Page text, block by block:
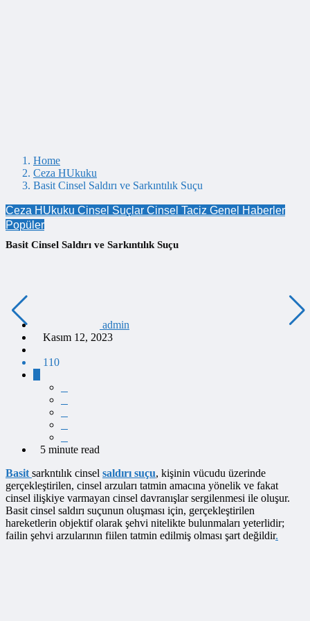
Home
Ceza HUkuku
Basit Cinsel Saldırı ve Sarkıntılık Suçu
Ceza HUkuku Cinsel Suçlar Cinsel Taciz Genel Haberler
Popüler
Basit Cinsel Saldırı ve Sarkıntılık Suçu
admin
Kasım 12, 2023
110
5 minute read
Basit sarkntılık cinsel saldırı suçu, kişinin vücudu üzerinde
gerçekleştirilen, cinsel arzuları tatmin amacına yönelik ve fakat
cinsel ilişkiye varmayan cinsel davranışlar sergilenmesi ile oluşur.
Basit cinsel saldırı suçunun oluşması için, gerçekleştirilen
hareketlerin objektif olarak şehvi nitelikte bulunmaları yeterlidir;
failin şehvi arzularının fiilen tatmin edilmiş olması şart değildir.